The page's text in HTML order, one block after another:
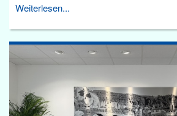
Weiterlesen...